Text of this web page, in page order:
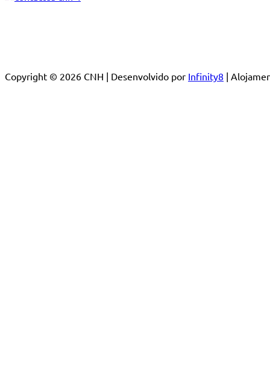
Copyright © 2026 CNH | Desenvolvido por Infinity8 |